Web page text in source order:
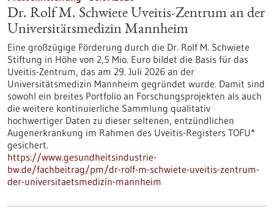
Dr. Rolf M. Schwiete Uveitis-Zentrum an der
Universitätsmedizin Mannheim
Eine großzügige Förderung durch die Dr. Rolf M. Schwiete
Stiftung in Höhe von 2,5 Mio. Euro bildet die Basis für das
Uveitis-Zentrum, das am 29. Juli 2026 an der
Universitätsmedizin Mannheim gegründet wurde. Damit sind
sowohl ein breites Portfolio an Forschungsprojekten als auch
die weitere kontinuierliche Sammlung qualitativ
hochwertiger Daten zu dieser seltenen, entzündlichen
Augenerkrankung im Rahmen des Uveitis-Registers TOFU*
gesichert.
https://www.gesundheitsindustrie-
bw.de/fachbeitrag/pm/dr-rolf-m-schwiete-uveitis-zentrum-
der-universitaetsmedizin-mannheim